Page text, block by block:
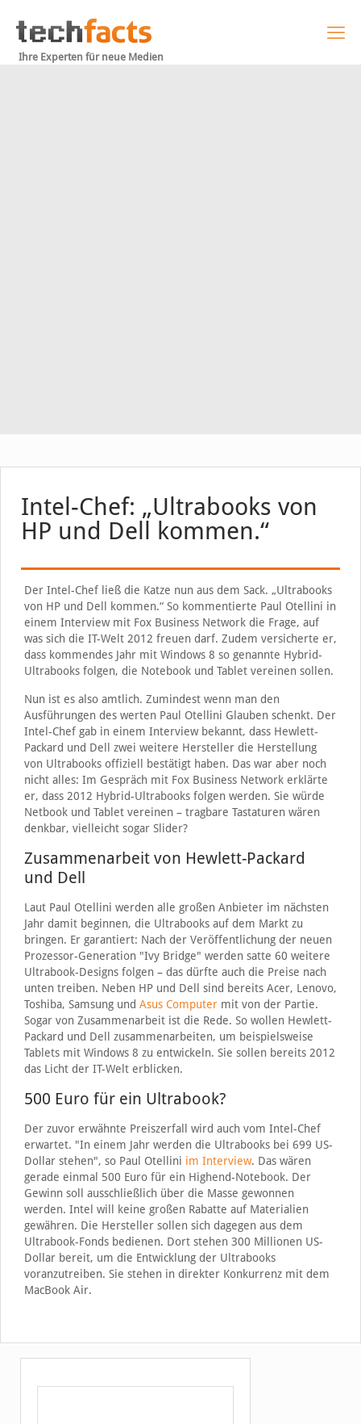
Ihre Experten für neue Medien
Intel-Chef: „Ultrabooks von
HP und Dell kommen.“
Der Intel-Chef ließ die Katze nun aus dem Sack. „Ultrabooks
von HP und Dell kommen.“ So kommentierte Paul Otellini in
einem Interview mit Fox Business Network die Frage, auf
was sich die IT-Welt 2012 freuen darf. Zudem versicherte er,
dass kommendes Jahr mit Windows 8 so genannte Hybrid-
Ultrabooks folgen, die Notebook und Tablet vereinen sollen.
Nun ist es also amtlich. Zumindest wenn man den
Ausführungen des werten Paul Otellini Glauben schenkt. Der
Intel-Chef gab in einem Interview bekannt, dass Hewlett-
Packard und Dell zwei weitere Hersteller die Herstellung
von Ultrabooks offiziell bestätigt haben. Das war aber noch
nicht alles: Im Gespräch mit Fox Business Network erklärte
er, dass 2012 Hybrid-Ultrabooks folgen werden. Sie würde
Netbook und Tablet vereinen – tragbare Tastaturen wären
denkbar, vielleicht sogar Slider?
Zusammenarbeit von Hewlett-Packard
und Dell
Laut Paul Otellini werden alle großen Anbieter im nächsten
Jahr damit beginnen, die Ultrabooks auf dem Markt zu
bringen. Er garantiert: Nach der Veröffentlichung der neuen
Prozessor-Generation "Ivy Bridge" werden satte 60 weitere
Ultrabook-Designs folgen – das dürfte auch die Preise nach
unten treiben. Neben HP und Dell sind bereits Acer, Lenovo,
Toshiba, Samsung und Asus Computermit von der Partie.
Sogar von Zusammenarbeit ist die Rede. So wollen Hewlett-
Packard und Dell zusammenarbeiten, um beispielsweise
Tablets mit Windows 8 zu entwickeln. Sie sollen bereits 2012
das Licht der IT-Welt erblicken.
500 Euro für ein Ultrabook?
Der zuvor erwähnte Preiszerfall wird auch vom Intel-Chef
erwartet. "In einem Jahr werden die Ultrabooks bei 699 US-
Dollar stehen", so Paul Otellini im Interview. Das wären
gerade einmal 500 Euro für ein Highend-Notebook. Der
Gewinn soll ausschließlich über die Masse gewonnen
werden. Intel will keine großen Rabatte auf Materialien
gewähren. Die Hersteller sollen sich dagegen aus dem
Ultrabook-Fonds bedienen. Dort stehen 300 Millionen US-
Dollar bereit, um die Entwicklung der Ultrabooks
voranzutreiben. Sie stehen in direkter Konkurrenz mit dem
MacBook Air.